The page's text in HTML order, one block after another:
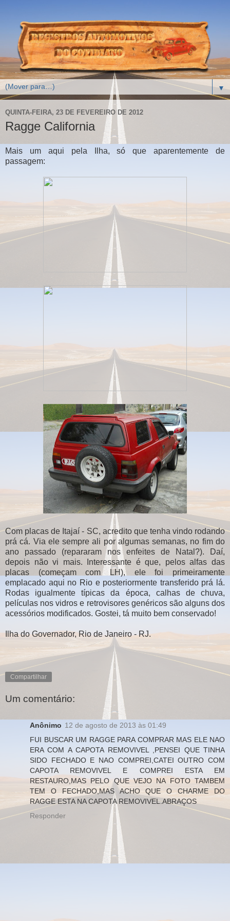
▼
QUINTA-FEIRA, 23 DE FEVEREIRO DE 2012
Ragge California
Mais um aqui pela Ilha, só que aparentemente de
passagem:
Com placas de Itajaí - SC, acredito que tenha vindo rodando
prá cá. Via ele sempre ali por algumas semanas, no fim do
ano passado (repararam nos enfeites de Natal?). Daí,
depois não vi mais. Interessante é que, pelos alfas das
placas (começam com LH), ele foi primeiramente
emplacado aqui no Rio e posteriormente transferido prá lá.
Rodas igualmente típicas da época, calhas de chuva,
películas nos vidros e retrovisores genéricos são alguns dos
acessórios modificados. Gostei, tá muito bem conservado!
Ilha do Governador, Rio de Janeiro - RJ.
Compartilhar
Um comentário:
Anônimo 12 de agosto de 2013 às 01:49
FUI BUSCAR UM RAGGE PARA COMPRAR MAS ELE NAO
ERA COM A CAPOTA REMOVIVEL ,PENSEI QUE TINHA
SIDO FECHADO E NAO COMPREI,CATEI OUTRO COM
CAPOTA REMOVIVEL E COMPREI ESTA EM
RESTAURO,MAS PELO QUE VEJO NA FOTO TAMBEM
TEM O FECHADO,MAS ACHO QUE O CHARME DO
RAGGE ESTA NA CAPOTA REMOVIVEL.ABRAÇOS
Responder